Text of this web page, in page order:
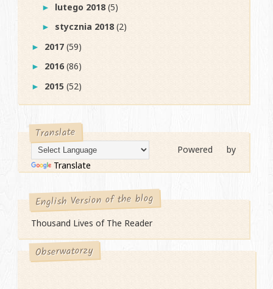
► lutego 2018(5)
► stycznia 2018(2)
► 2017(59)
► 2016(86)
► 2015(52)
Translate
Powered by
Translate
English Version of the blog
Thousand Lives of The Reader
Obserwatorzy